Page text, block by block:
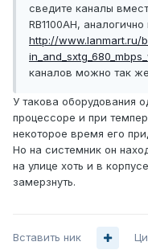
сведите каналы
RB1100AH,
http://www.lanmart.ru/
каналов можно так
У такова оборудования
процессоре и при
некоторое время его
Но на системник он
на улице хоть и в
замерзнуть.
Вставить ник